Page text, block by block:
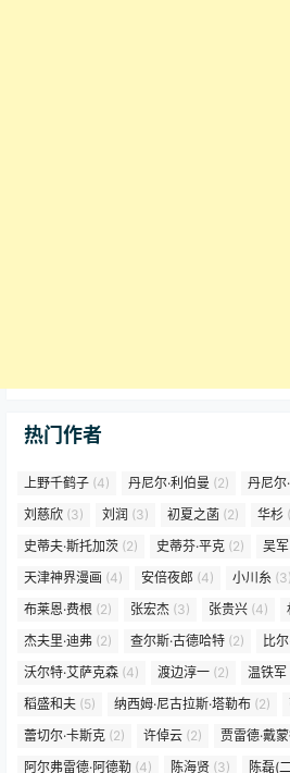
热门作者
上野千鹤子 (4) 丹尼尔·利伯曼 (2) 丹尼尔
刘慈欣 (3) 刘润 (3) 初夏之菡 (2) 华杉
史蒂夫·斯托加茨 (2) 史蒂芬·平克 (2) 吴军
天津神界漫画 (4) 安倍夜郎 (4) 小川糸 (3)
布莱恩·费根 (2) 张宏杰 (3) 张贵兴 (4)
杰夫里·迪弗 (2) 查尔斯·古德哈特 (2) 比
沃尔特·艾萨克森 (4) 渡边淳一 (2) 温铁军
稻盛和夫 (5) 纳西姆·尼古拉斯·塔勒布 (2)
蕾切尔·卡斯克 (2) 许倬云 (2) 贾雷德·戴
阿尔弗雷德·阿德勒 (4) 陈海贤 (3) 陈磊(